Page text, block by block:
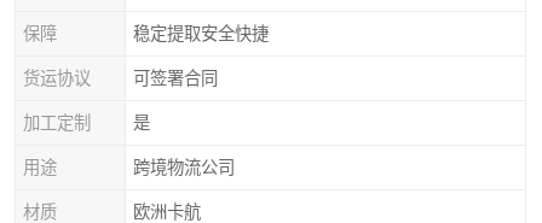
保障 稳定提取安全快捷
货运协议 可签署合同
加工定制 是
用途 跨境物流公司
材质 欧洲卡航